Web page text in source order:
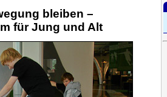
bleiben –
für Jung und Alt